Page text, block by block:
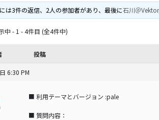
は3件の返信、2人の参加者があり、最後に石川＠
中 - 1 - 4件目 (全4件中)
投稿
6:30 PM
■ 利用テーマとバージョン :pale
■ 質問内容：